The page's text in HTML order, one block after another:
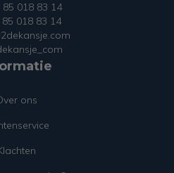
85 018 83 14
018 83 14
ons